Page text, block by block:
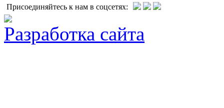
Присоединяйтесь к нам в соцсетях:
Разработка сайта